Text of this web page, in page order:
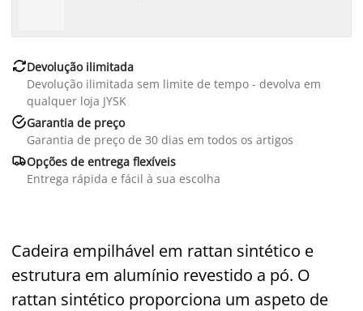
Devolução ilimitada
Devolução ilimitada sem limite de tempo - devolva em
qualquer loja JYSK
Garantia de preço
Garantia de preço de 30 dias em todos os artigos
Opções de entrega flexíveis
Entrega rápida e fácil à sua escolha
Cadeira empilhável em rattan sintético e
estrutura em alumínio revestido a pó. O
rattan sintético proporciona um aspeto de